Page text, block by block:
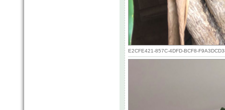
E2CFE421-857C-4DFD-BCF8-